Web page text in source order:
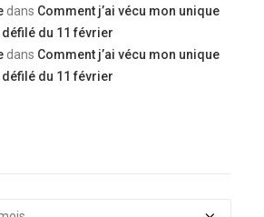
dans Comment j’ai vécu mon unique
du 11 février
dans Comment j’ai vécu mon unique
du 11 février